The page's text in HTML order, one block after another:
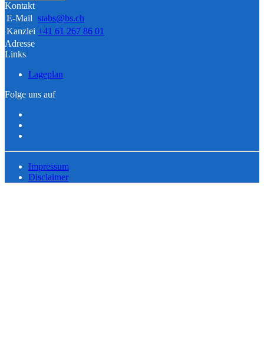
Kontakt
E-Mail stabs@bs.ch
Kanzlei +41 61 267 86 01
Adresse
Links
Lageplan
Folge uns auf
Impressum
Disclaimer